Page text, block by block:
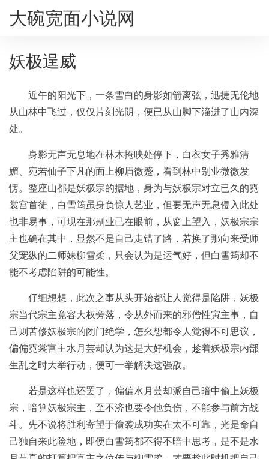
大碗宽面小说网
妖极逞威
近午的阳光下，一条雪白的身影如箭离弦，迅捷无伦地
从山林中飞过，仅仅片刻光阴，便已从山脚下溜进了山内深
处。
身影无声无息地在林木掩映处停下，白衣女子秀雅清
媚、宛若仙子下凡的面上柳眉微蹙，看到林中别业微微发
愣。整座山都是妖极宗的据地，身为与妖极宗对立已久的霓
裳宫首徒，白雪筠虽身负惊人艺业，但要无声无息侵入此处
也非易事，可现在那别业已在眼前，从窗上望入，妖极宗宗
主也确在其中，显然不是自己走错了路，若换了那向来受师
父宠纵的二师妹柳雪柔，只会认为是运气好，但白雪筠却不
能不考虑陷阱的可能性。
仔细想想，此次之事从头开始都让人觉得是陷阱，妖极
宗当代宗主竟容大权旁落，令从外而来的邪僧性寅主事，自
己则苦修妖极宗的闭门绝学，怎幺想都令人觉得不可思议，
偏偏霓裳宫主水月芸却认为这是大好机会，趁着妖极宗内部
生乱之时大举行动，便可一举解决这强敌。
若是这样也还罢了，偏偏水月芸却派自己暗中偷上妖极
宗，暗算妖极宗主，至不济也要令他负伤，不能参与前方战
斗。先不说将胜利寄望于偷袭成功实在太不可靠，光是命自
己独自来此险地，即便白雪筠都不得不暗中思考，是不是水